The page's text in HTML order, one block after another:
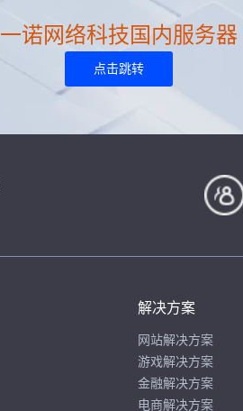
一诺网络科技国内服务器
点击跳转
解决方案
网站解决方案
游戏解决方案
金融解决方案
电商解决方案